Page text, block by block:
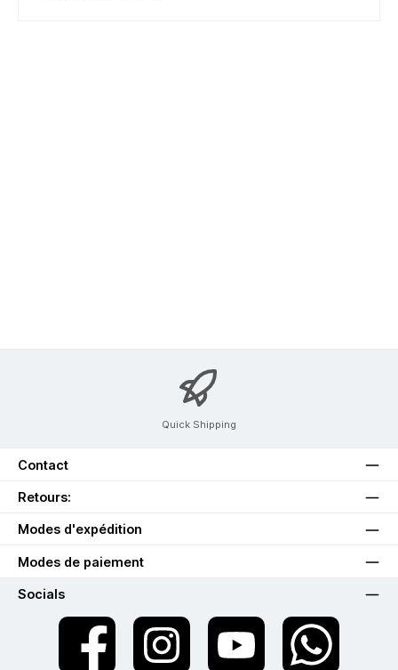
Quick Shipping
Contact
Retours:
Modes d'expédition
Modes de paiement
Socials
twt.widget.communities.facebook.name
twt.widget.communities.instagram.name